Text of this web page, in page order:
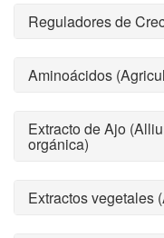
Reguladores de
Aminoácidos
Extracto de Ajo
orgánica)
Extractos vegetales